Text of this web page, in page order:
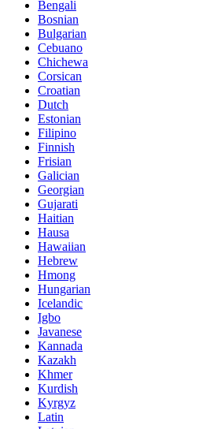
Bengali
Bosnian
Bulgarian
Cebuano
Chichewa
Corsican
Croatian
Dutch
Estonian
Filipino
Finnish
Frisian
Galician
Georgian
Gujarati
Haitian
Hausa
Hawaiian
Hebrew
Hmong
Hungarian
Icelandic
Igbo
Javanese
Kannada
Kazakh
Khmer
Kurdish
Kyrgyz
Latin